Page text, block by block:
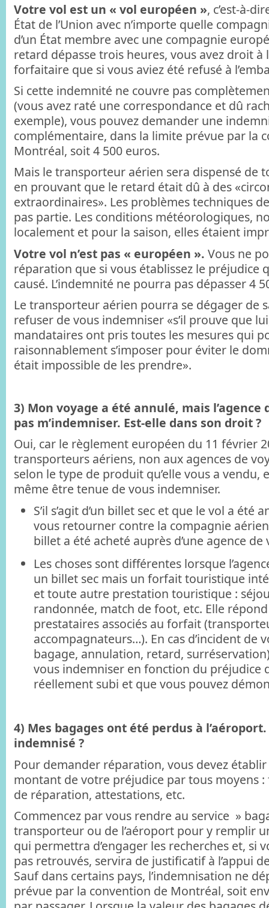
Votre vol est un « vol européen », c’est-à-
État de l’Union avec n’importe quelle
d’un État membre avec une compagnie
retard dépasse trois heures, vous avez droit
forfaitaire que si vous aviez été refusé à
Si cette indemnité ne couvre pas
(vous avez raté une correspondance et dû
exemple), vous pouvez demander une
complémentaire, dans la limite prévue par la
Montréal, soit 4 500 euros.
Mais le transporteur aérien sera dispensé de
en prouvant que le retard était dû à des
extraordinaires». Les problèmes techniques
pas partie. Les conditions météorologiques,
localement et pour la saison, elles étaient
Votre vol n’est pas « européen ». Vous ne
réparation que si vous établissez le préjudice
causé. L’indemnité ne pourra pas dépasser 4
Le transporteur aérien pourra se dégager de
refuser de vous indemniser «s’il prouve que
mandataires ont pris toutes les mesures qui
raisonnablement s’imposer pour éviter le
était impossible de les prendre».
3) Mon voyage a été annulé, mais l’agence
pas m’indemniser. Est-elle dans son droit ?
Oui, car le règlement européen du 11 février
transporteurs aériens, non aux agences de
selon le type de produit qu’elle vous a vendu,
même être tenue de vous indemniser.
S’il s’agit d’un billet sec et que le vol a été
vous retourner contre la compagnie
billet a été acheté auprès d’une agence de
Les choses sont différentes lorsque
un billet sec mais un forfait touristique
et toute autre prestation touristique :
randonnée, match de foot, etc. Elle
prestataires associés au forfait
accompagnateurs…). En cas d’incident de
bagage, annulation, retard,
vous indemniser en fonction du préjudice
réellement subi et que vous pouvez
4) Mes bagages ont été perdus à
indemnisé ?
Pour demander réparation, vous devez établir
montant de votre préjudice par tous moyens :
de réparation, attestations, etc.
Commencez par vous rendre au service »
transporteur ou de l’aéroport pour y remplir
qui permettra d’engager les recherches et, si
pas retrouvés, servira de justificatif à l’appui
Sauf dans certains pays, l’indemnisation ne
prévue par la convention de Montréal, soit